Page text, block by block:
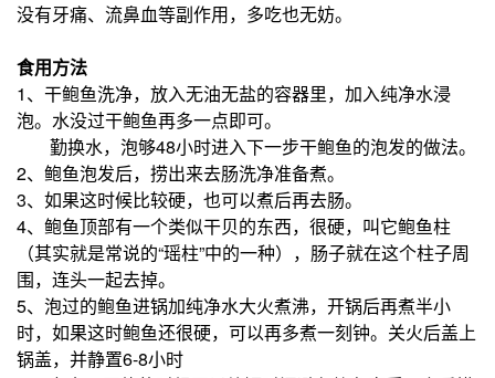
没有牙痛、流鼻血等副作用，多吃也无妨。
食用方法
1、干鲍鱼洗净，放入无油无盐的容器里，加入纯净水浸
泡。水没过干鲍鱼再多一点即可。
勤换水，泡够48小时进入下一步干鲍鱼的泡发的做法。
2、鲍鱼泡发后，捞出来去肠洗净准备煮。
3、如果这时候比较硬，也可以煮后再去肠。
4、鲍鱼顶部有一个类似干贝的东西，很硬，叫它鲍鱼柱
（其实就是常说的“瑶柱”中的一种），肠子就在这个柱子周
围，连头一起去掉。
5、泡过的鲍鱼进锅加纯净水大火煮沸，开锅后再煮半小
时，如果这时鲍鱼还很硬，可以再多煮一刻钟。关火后盖上
锅盖，并静置6-8小时